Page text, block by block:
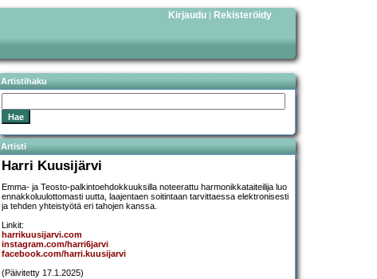
Kirjaudu | Rekisteröidy
Artistihaku
Artisti
Harri Kuusijärvi
Emma- ja Teosto-palkintoehdokkuuksilla noteerattu harmonikkataiteilija luo
ennakkoluulottomasti uutta, laajentaen soitintaan tarvittaessa elektronisesti
ja tehden yhteistyötä eri tahojen kanssa.
Linkit:
harrikuusijarvi.com
instagram.com/harri6jarvi
facebook.com/harri.kuusijarvi
(Päivitetty 17.1.2025)